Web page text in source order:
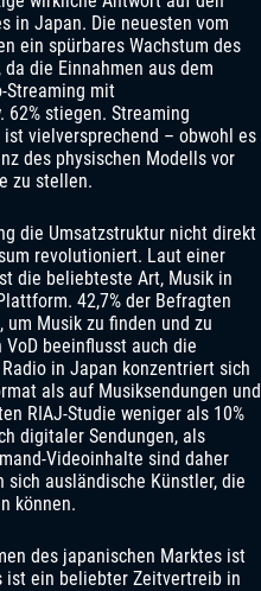
in Japan. Die neuesten vom
ein spürbares Wachstum des
die Einnahmen aus dem
Streaming mit
62% stiegen. Streaming
vielversprechend – obwohl es
des physischen Modells vor
zu stellen.
die Umsatzstruktur nicht direkt
revolutioniert. Laut einer
die beliebteste Art, Musik in
42,7% der Befragten
um Musik zu finden und zu
beeinflusst auch die
in Japan konzentriert sich
als auf Musiksendungen und
RIAJ-Studie weniger als 10%
digitaler Sendungen, als
Videoinhalte sind daher
ausländische Künstler, die
können.
des japanischen Marktes ist
ist ein beliebter Zeitvertreib in